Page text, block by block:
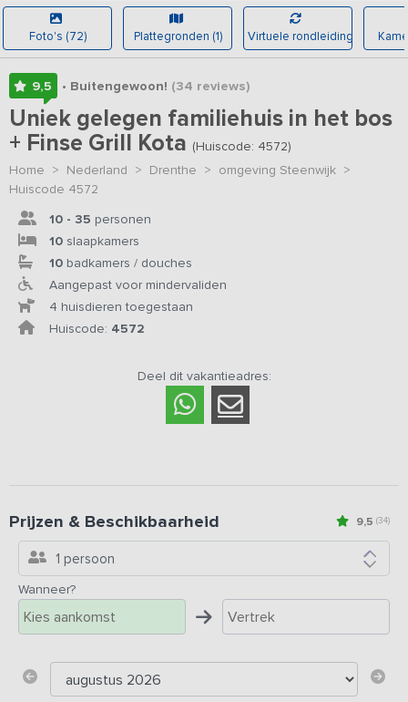
Foto's (72) Plattegronden (1) Virtuele rondleiding
9,5 • Buitengewoon! (34 reviews)
Uniek gelegen familiehuis in het bos
+ Finse Grill Kota (Huiscode: 4572)
Home > Nederland > Drenthe > omgeving Steenwijk >
Huiscode 4572
10 - 35 personen
10 slaapkamers
10 badkamers / douches
Aangepast voor mindervaliden
4 huisdieren toegestaan
Huiscode: 4572
Deel dit vakantieadres:
9,5 (34)
Prijzen & Beschikbaarheid
1 persoon
Wanneer?